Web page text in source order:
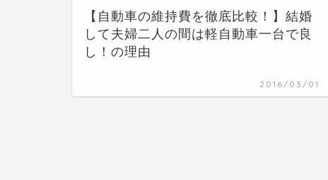
【自動車の維持費を徹底比較！】結婚
して夫婦二人の間は軽自動車一台で良
し！の理由
2016/03/01